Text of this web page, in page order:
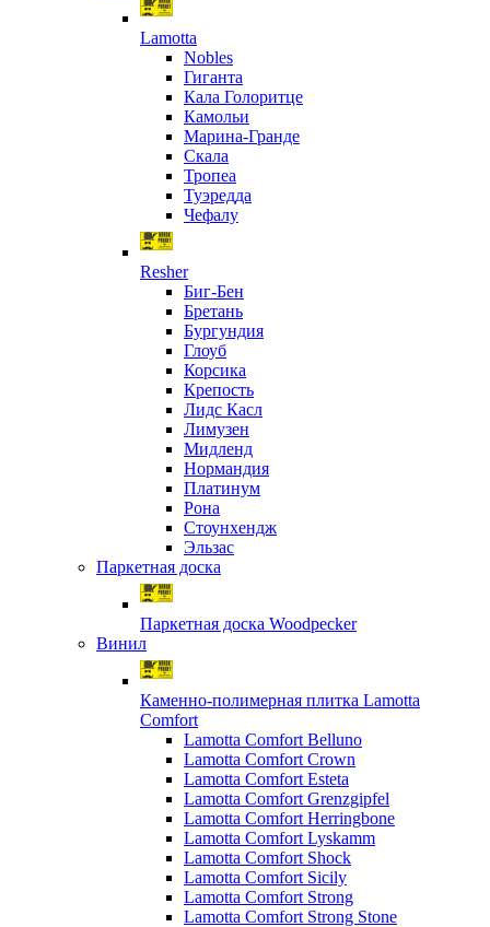
Lamotta
Nobles
Гиганта
Кала Голоритце
Камольи
Марина-Гранде
Скала
Тропеа
Туэредда
Чефалу
Resher
Биг-Бен
Бретань
Бургундия
Глоуб
Корсика
Крепость
Лидс Касл
Лимузен
Мидленд
Нормандия
Платинум
Рона
Стоунхендж
Эльзас
Паркетная доска
Паркетная доска Woodpecker
Винил
Каменно-полимерная плитка Lamotta
Comfort
Lamotta Comfort Belluno
Lamotta Comfort Crown
Lamotta Comfort Esteta
Lamotta Comfort Grenzgipfel
Lamotta Comfort Herringbone
Lamotta Comfort Lyskamm
Lamotta Comfort Shock
Lamotta Comfort Sicily
Lamotta Comfort Strong
Lamotta Comfort Strong Stone